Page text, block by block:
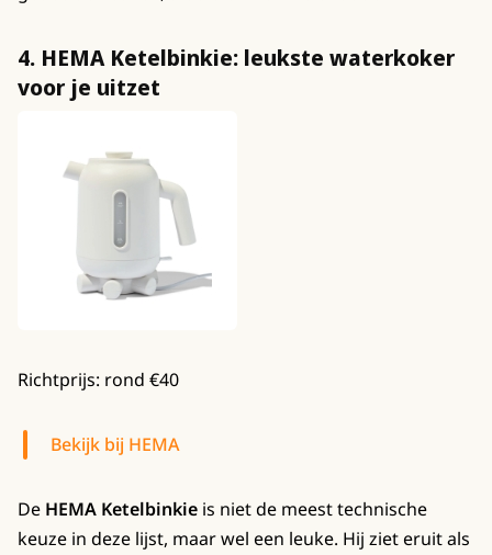
4. HEMA Ketelbinkie: leukste waterkoker
voor je uitzet
Richtprijs: rond €40
Bekijk bij HEMA
De HEMA Ketelbinkie is niet de meest technische
keuze in deze lijst, maar wel een leuke. Hij ziet eruit als